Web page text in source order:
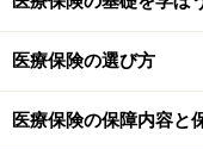
医療保険の選び方
医療保険の保障内容と